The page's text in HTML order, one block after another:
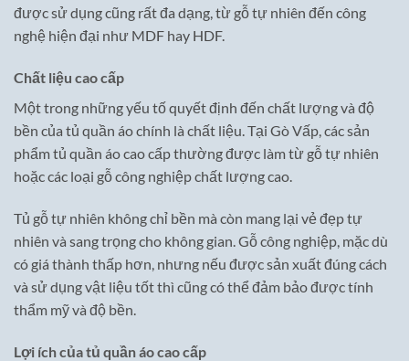
được sử dụng cũng rất đa dạng, từ gỗ tự nhiên đến công
nghệ hiện đại như MDF hay HDF.
Chất liệu cao cấp
Một trong những yếu tố quyết định đến chất lượng và độ
bền của tủ quần áo chính là chất liệu. Tại Gò Vấp, các sản
phẩm tủ quần áo cao cấp thường được làm từ gỗ tự nhiên
hoặc các loại gỗ công nghiệp chất lượng cao.
Tủ gỗ tự nhiên không chỉ bền mà còn mang lại vẻ đẹp tự
nhiên và sang trọng cho không gian. Gỗ công nghiệp, mặc dù
có giá thành thấp hơn, nhưng nếu được sản xuất đúng cách
và sử dụng vật liệu tốt thì cũng có thể đảm bảo được tính
thẩm mỹ và độ bền.
Lợi ích của tủ quần áo cao cấp